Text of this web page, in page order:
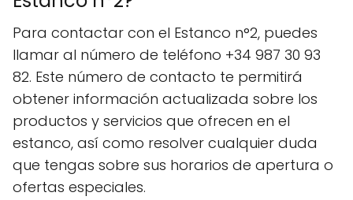
Para contactar con el Estanco n°2, puedes
llamar al número de teléfono +34 987 30 93
82. Este número de contacto te permitirá
obtener información actualizada sobre los
productos y servicios que ofrecen en el
estanco, así como resolver cualquier duda
que tengas sobre sus horarios de apertura o
ofertas especiales.